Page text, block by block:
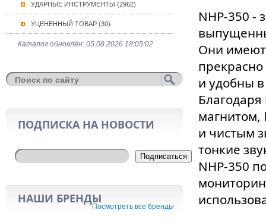
УДАРНЫЕ ИНСТРУМЕНТЫ (2962)
УЦЕНЕННЫЙ ТОВАР (30)
Каталог обновлён: 05.08.2026 18:05:02
ПОДПИСКА НА НОВОСТИ
Подписаться
НАШИ БРЕНДЫ
Посмотреть все бренды
NHP-350
Они
и удобны
магнитом,
и чистым
тонкие
NHP-350